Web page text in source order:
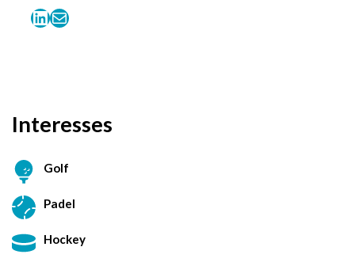
Linkedin E-mail
Interesses
Golf
Padel
Hockey